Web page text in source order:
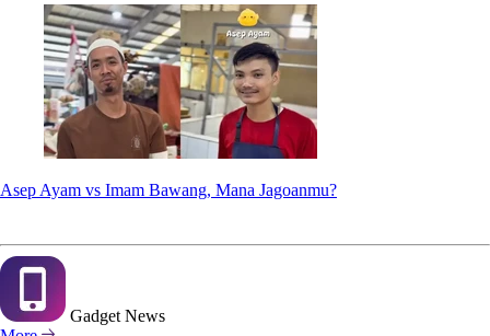
Asep Ayam vs Imam Bawang, Mana Jagoanmu?
Gadget News